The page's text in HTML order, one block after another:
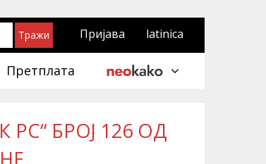
Пријава latinica
Претплата
БРОЈ 126 ОД